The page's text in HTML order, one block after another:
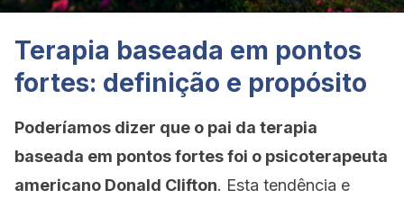
Terapia baseada em pontos
fortes: definição e propósito
Poderíamos dizer que o pai da terapia
baseada em pontos fortes foi o psicoterapeuta
americano Donald Clifton. Esta tendência e